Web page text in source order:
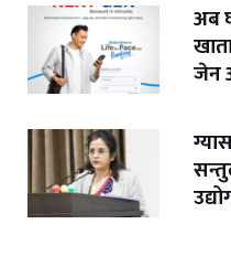
अब
जेन